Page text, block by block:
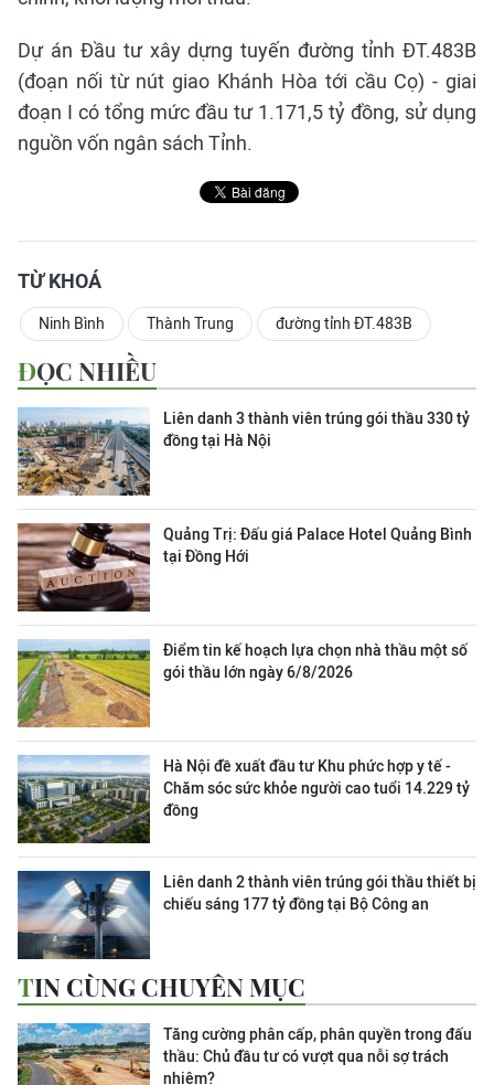
Dự án Đầu tư xây dựng tuyến đường tỉnh ĐT.483B
(đoạn nối từ nút giao Khánh Hòa tới cầu Cọ) - giai
đoạn I có tổng mức đầu tư 1.171,5 tỷ đồng, sử dụng
nguồn vốn ngân sách Tỉnh.
TỪ KHOÁ
Ninh Bình Thành Trung đường tỉnh ĐT.483B
ĐỌC NHIỀU
Liên danh 3 thành viên trúng gói thầu 330 tỷ
đồng tại Hà Nội
Quảng Trị: Đấu giá Palace Hotel Quảng Bình
tại Đồng Hới
Điểm tin kế hoạch lựa chọn nhà thầu một số
gói thầu lớn ngày 6/8/2026
Hà Nội đề xuất đầu tư Khu phức hợp y tế -
Chăm sóc sức khỏe người cao tuổi 14.229 tỷ
đồng
Liên danh 2 thành viên trúng gói thầu thiết bị
chiếu sáng 177 tỷ đồng tại Bộ Công an
TIN CÙNG CHUYÊN MỤC
Tăng cường phân cấp, phân quyền trong đấu
thầu: Chủ đầu tư có vượt qua nỗi sợ trách
nhiệm?